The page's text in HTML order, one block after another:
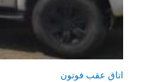
اتاق عقب فوتون